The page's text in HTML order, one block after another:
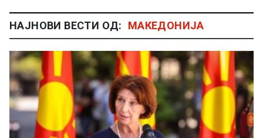
НАЈНОВИ ВЕСТИ ОД: МАКЕДОНИЈА